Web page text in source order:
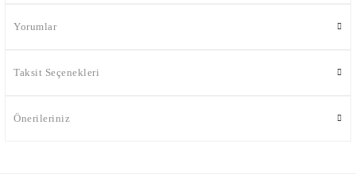
Yorumlar
Taksit Seçenekleri
Önerileriniz